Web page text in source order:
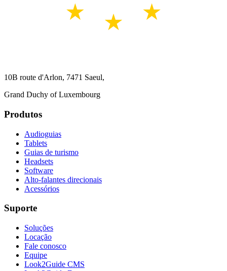
10B route d'Arlon, 7471 Saeul,
Grand Duchy of Luxembourg
Produtos
Audioguias
Tablets
Guias de turismo
Headsets
Software
Alto-falantes direcionais
Acessórios
Suporte
Soluções
Locação
Fale conosco
Equipe
Look2Guide CMS